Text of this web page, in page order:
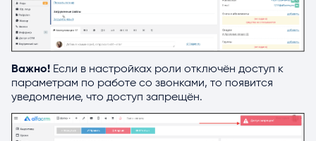
Важно! Если в настройках роли отключён доступ к
параметрам по работе со звонками, то появится
уведомление, что доступ запрещён.